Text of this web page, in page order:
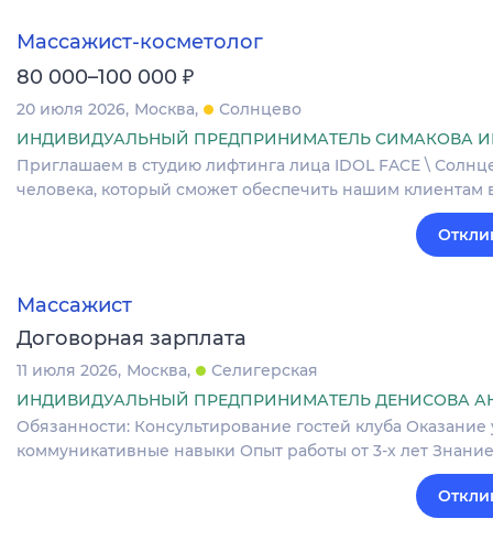
Массажист-косметолог
80 000–100 000 ₽
20 июля 2026 Москва
Солнцево
ИНДИВИДУАЛЬНЫЙ ПРЕДПРИНИМАТЕЛЬ СИМАКОВА
Приглашаем в студию лифтинга лица IDOL FACE \
человека, который сможет обеспечить нашим
Массажист
Договорная зарплата
11 июля 2026 Москва
Селигерская
ИНДИВИДУАЛЬНЫЙ ПРЕДПРИНИМАТЕЛЬ ДЕНИСОВА
Обязанности: Консультирование гостей клуба
коммуникативные навыки Опыт работы от 3-х лет